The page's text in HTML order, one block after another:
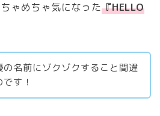
ゃめちゃ気になった『HELLO
の名前にゾクゾクすること間違
す！